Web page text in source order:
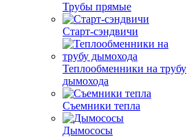
Трубы прямые
Старт-сэндвичи
Теплообменники на трубу
дымохода
Съемники тепла
Дымососы